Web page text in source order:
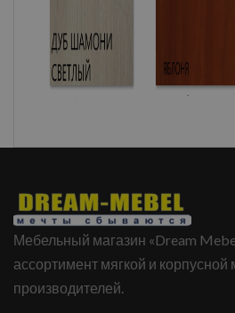
Мебельный магазин «Dream
ассортимент мягкой и
производителей.